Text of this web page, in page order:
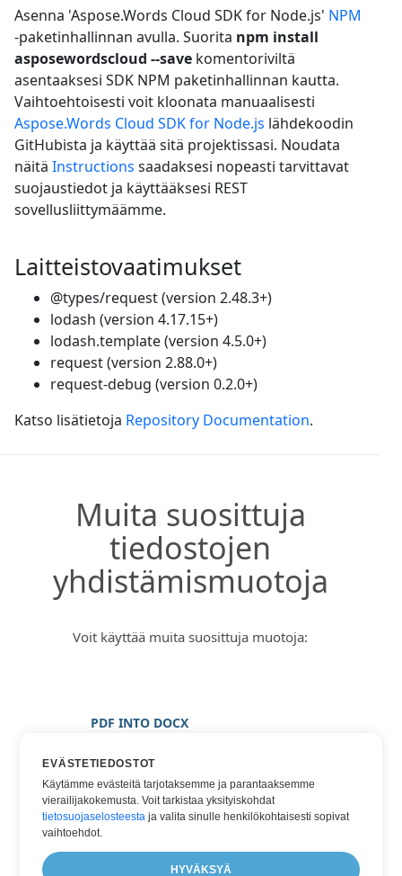
Asenna 'Aspose.Words Cloud SDK for Node.js' NPM
-paketinhallinnan avulla. Suorita npm install
asposewordscloud --save komentoriviltä
asentaaksesi SDK NPM paketinhallinnan kautta.
Vaihtoehtoisesti voit kloonata manuaalisesti
Aspose.Words Cloud SDK for Node.js lähdekoodin
GitHubista ja käyttää sitä projektissasi. Noudata
näitä Instructions saadaksesi nopeasti tarvittavat
suojaustiedot ja käyttääksesi REST
sovellusliittymäämme.
Laitteistovaatimukset
@types/request (version 2.48.3+)
lodash (version 4.17.15+)
lodash.template (version 4.5.0+)
request (version 2.88.0+)
request-debug (version 0.2.0+)
Katso lisätietoja Repository Documentation.
Muita suosittuja
tiedostojen
yhdistämismuotoja
Voit käyttää muita suosittuja muotoja:
PDF INTO DOCX
PDF INTO JPG
PDF INTO PNG
PDF INTO WORD
PDF INTO XPS
EVÄSTETIEDOSTOT
Käytämme evästeitä tarjotaksemme ja parantaaksemme
vierailijakokemusta. Voit tarkistaa yksityiskohdat
tietosuojaselosteesta ja valita sinulle henkilökohtaisesti sopivat
vaihtoehdot.
HYVÄKSYÄ